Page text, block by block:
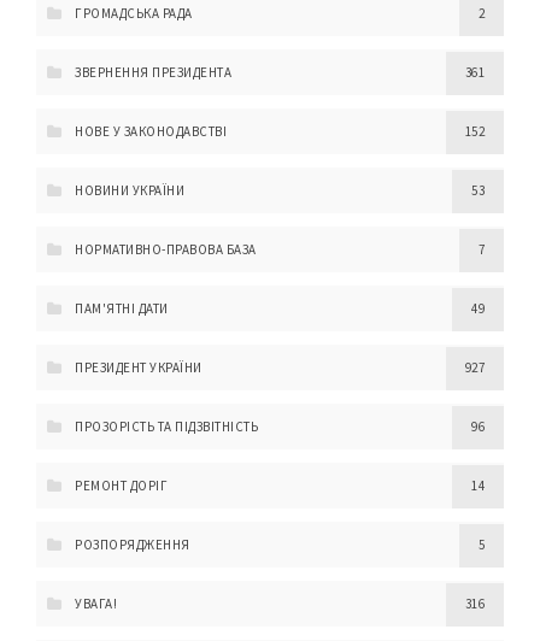
ГРОМАДСЬКА РАДА 2
ЗВЕРНЕННЯ ПРЕЗИДЕНТА 361
НОВЕ У ЗАКОНОДАВСТВІ 152
НОВИНИ УКРАЇНИ 53
НОРМАТИВНО-ПРАВОВА БАЗА 7
ПАМ'ЯТНІ ДАТИ 49
ПРЕЗИДЕНТ УКРАЇНИ 927
ПРОЗОРІСТЬ ТА ПІДЗВІТНІСТЬ 96
РЕМОНТ ДОРІГ 14
РОЗПОРЯДЖЕННЯ 5
УВАГА! 316